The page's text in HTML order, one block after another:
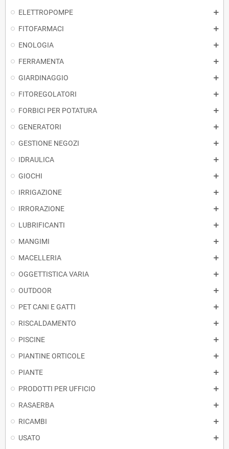
ELETTROPOMPE
FITOFARMACI
ENOLOGIA
FERRAMENTA
GIARDINAGGIO
FITOREGOLATORI
FORBICI PER POTATURA
GENERATORI
GESTIONE NEGOZI
IDRAULICA
GIOCHI
IRRIGAZIONE
IRRORAZIONE
LUBRIFICANTI
MANGIMI
MACELLERIA
OGGETTISTICA VARIA
OUTDOOR
PET CANI E GATTI
RISCALDAMENTO
PISCINE
PIANTINE ORTICOLE
PIANTE
PRODOTTI PER UFFICIO
RASAERBA
RICAMBI
USATO